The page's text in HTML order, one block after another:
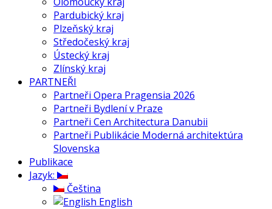
Pardubický kraj
Plzeňský kraj
Středočeský kraj
Ústecký kraj
Zlínský kraj
PARTNEŘI
Partneři Opera Pragensia 2026
Partneři Bydlení v Praze
Partneři Cen Architectura Danubii
Partneři Publikácie Moderná architektúra
Slovenska
Publikace
Jazyk:
Čeština
English